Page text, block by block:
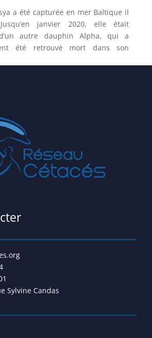
a été capturée en mer Baltique il
janvier 2020, elle était
d’un autre dauphin Alpha, qui a
été retrouvé mort dans son
Sylvine Candas